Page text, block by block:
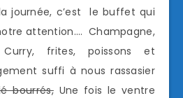
journée, c’est le buffet qui
attention…. Champagne,
frites, poissons et
suffi à nous rassasier
bourrés,Une fois le ventre